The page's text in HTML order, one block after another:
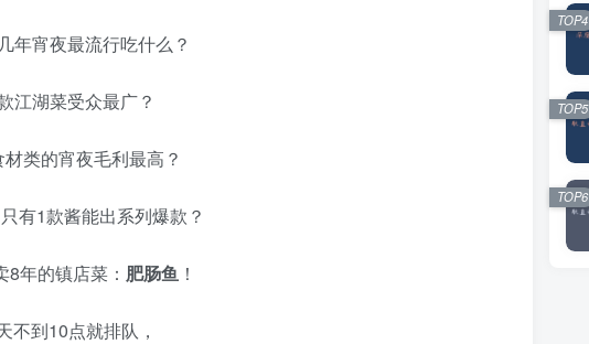
年宵夜最流行吃什么？
江湖菜受众最广？
类的宵夜毛利最高？
有1款酱能出系列爆款？
8年的镇店菜： 肥肠鱼！
不到10点就排队，
TOP4
TOP5
TOP6